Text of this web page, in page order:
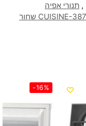
, תנורי אפיה
-16%